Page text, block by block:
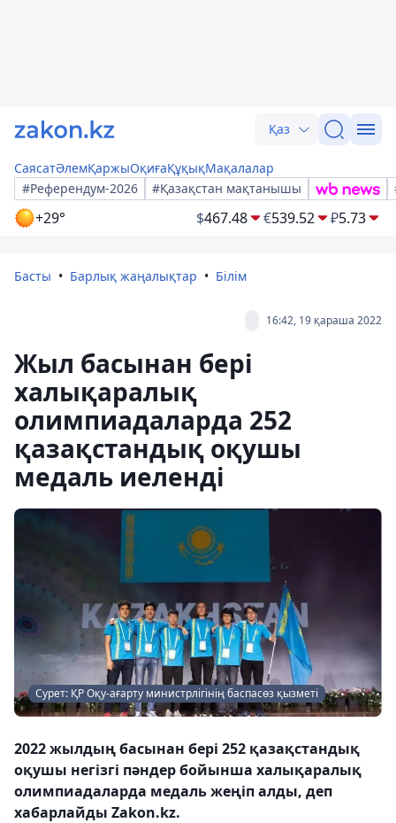
Қаз
СаясатӘлемҚаржыОқиғаҚұқықМақалалар
#Референдум-2026
#Қазақстан мақтанышы
+29° $467.48 €539.52 ₽5.73
Басты Барлық жаңалықтар Білім
16:42, 19 қараша 2022
Жыл басынан бері
халықаралық
олимпиадаларда 252
қазақстандық оқушы
медаль иеленді
Сурет: ҚР Оқу-ағарту министрлігінің баспасөз қызметі
2022 жылдың басынан бері 252 қазақстандық
оқушы негізгі пәндер бойынша халықаралық
олимпиадаларда медаль жеңіп алды, деп
хабарлайды Zakon.kz.